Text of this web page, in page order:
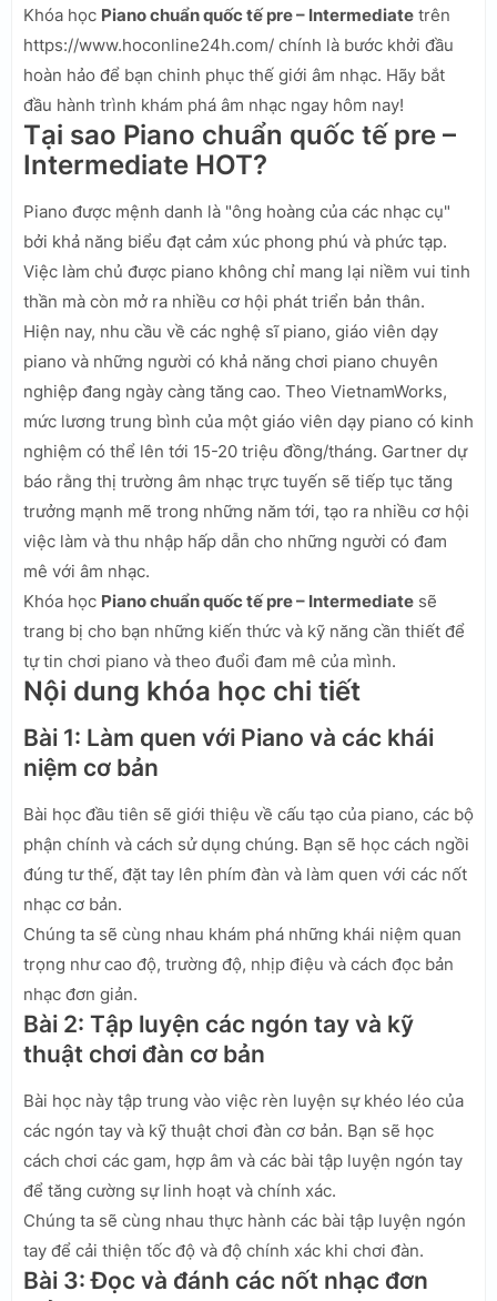
Khóa học Piano chuẩn quốc tế pre – Intermediate trên
https://www.hoconline24h.com/ chính là bước khởi đầu
hoàn hảo để bạn chinh phục thế giới âm nhạc. Hãy bắt
đầu hành trình khám phá âm nhạc ngay hôm nay!
Tại sao Piano chuẩn quốc tế pre –
Intermediate HOT?
Piano được mệnh danh là "ông hoàng của các nhạc cụ"
bởi khả năng biểu đạt cảm xúc phong phú và phức tạp.
Việc làm chủ được piano không chỉ mang lại niềm vui tinh
thần mà còn mở ra nhiều cơ hội phát triển bản thân.
Hiện nay, nhu cầu về các nghệ sĩ piano, giáo viên dạy
piano và những người có khả năng chơi piano chuyên
nghiệp đang ngày càng tăng cao. Theo VietnamWorks,
mức lương trung bình của một giáo viên dạy piano có kinh
nghiệm có thể lên tới 15-20 triệu đồng/tháng. Gartner dự
báo rằng thị trường âm nhạc trực tuyến sẽ tiếp tục tăng
trưởng mạnh mẽ trong những năm tới, tạo ra nhiều cơ hội
việc làm và thu nhập hấp dẫn cho những người có đam
mê với âm nhạc.
Khóa học Piano chuẩn quốc tế pre – Intermediate sẽ
trang bị cho bạn những kiến thức và kỹ năng cần thiết để
tự tin chơi piano và theo đuổi đam mê của mình.
Nội dung khóa học chi tiết
Bài 1: Làm quen với Piano và các khái
niệm cơ bản
Bài học đầu tiên sẽ giới thiệu về cấu tạo của piano, các bộ
phận chính và cách sử dụng chúng. Bạn sẽ học cách ngồi
đúng tư thế, đặt tay lên phím đàn và làm quen với các nốt
nhạc cơ bản.
Chúng ta sẽ cùng nhau khám phá những khái niệm quan
trọng như cao độ, trường độ, nhịp điệu và cách đọc bản
nhạc đơn giản.
Bài 2: Tập luyện các ngón tay và kỹ
thuật chơi đàn cơ bản
Bài học này tập trung vào việc rèn luyện sự khéo léo của
các ngón tay và kỹ thuật chơi đàn cơ bản. Bạn sẽ học
cách chơi các gam, hợp âm và các bài tập luyện ngón tay
để tăng cường sự linh hoạt và chính xác.
Chúng ta sẽ cùng nhau thực hành các bài tập luyện ngón
tay để cải thiện tốc độ và độ chính xác khi chơi đàn.
Bài 3: Đọc và đánh các nốt nhạc đơn